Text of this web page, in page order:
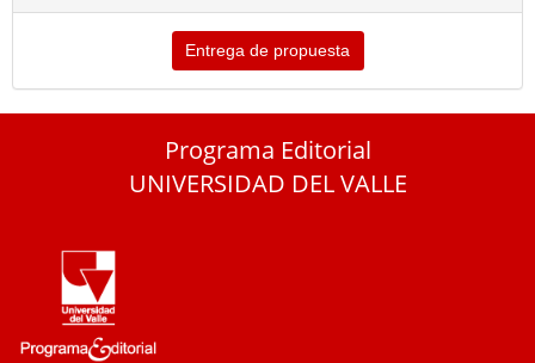
Entrega de propuesta
Programa Editorial
UNIVERSIDAD DEL VALLE